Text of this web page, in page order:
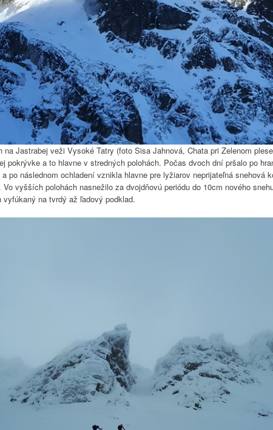
Jastrabej veži Vysoké Tatry (foto Sisa Jahnová, Chata pri Zelenom
pokrývke a to hlavne v stredných polohách. Počas dvoch dní pršalo po
po následnom ochladení vznikla hlavne pre lyžiarov neprijateľná snehová
vyšších polohách nasnežilo za dvojdňovú periódu do 10cm nového
na tvrdý až ľadový podklad.